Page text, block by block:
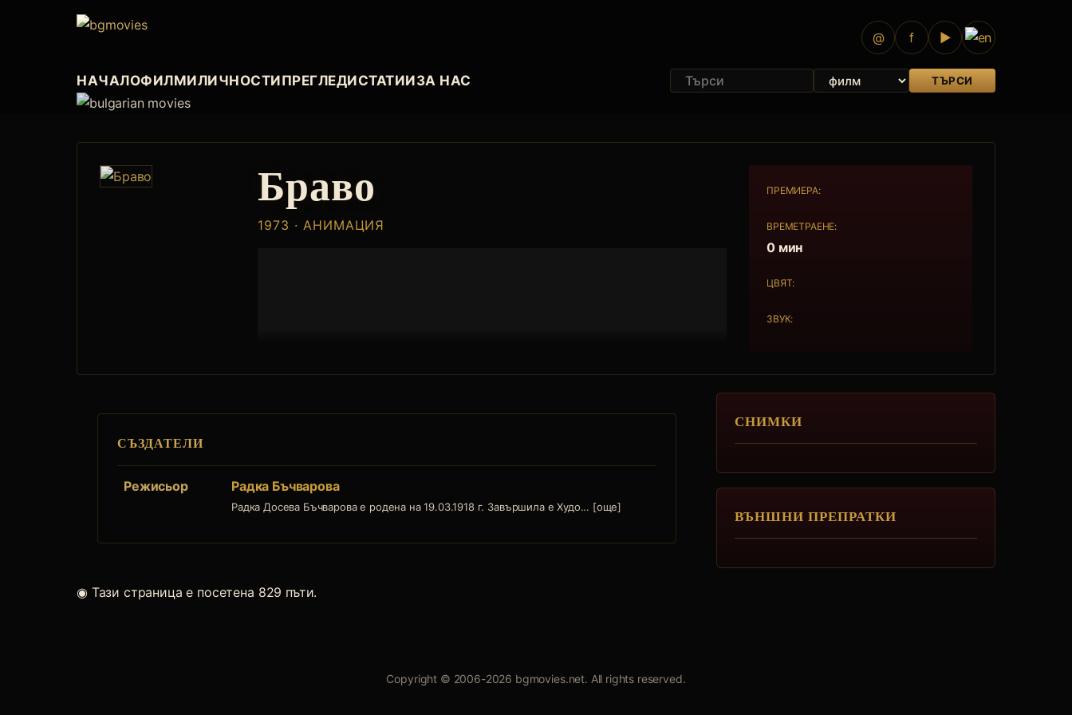
@ f ▶
НАЧАЛОФИЛМИЛИЧНОСТИПРЕГЛЕДИСТАТИИЗА НАС ТЪРСИ
Браво
1973 · АНИМАЦИЯ
ПРЕМИЕРА:
ВРЕМЕТРАЕНЕ:
0 мин
ЦВЯТ:
ЗВУК:
СЪЗДАТЕЛИ
Режисьор Радка Бъчварова
Радка Досева Бъчварова е родена на 19.03.1918 г. Завършила е Худо... [още]
СНИМКИ
ВЪНШНИ ПРЕПРАТКИ
◉ Тази страница е посетена 829 пъти.
Copyright © 2006-2026 bgmovies.net. All rights reserved.